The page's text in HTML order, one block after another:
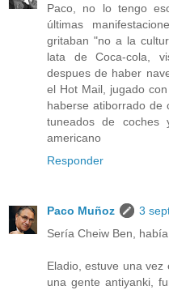
Paco, no lo tengo
últimas
gritaban "no a la
lata de Coca-cola,
despues de haber
el Hot Mail, jugado
haberse atiborrado de
tuneados de coches
americano
Responder
Paco Muñoz
3
Sería Cheiw Ben,
Eladio, estuve una
una gente antiyanki,